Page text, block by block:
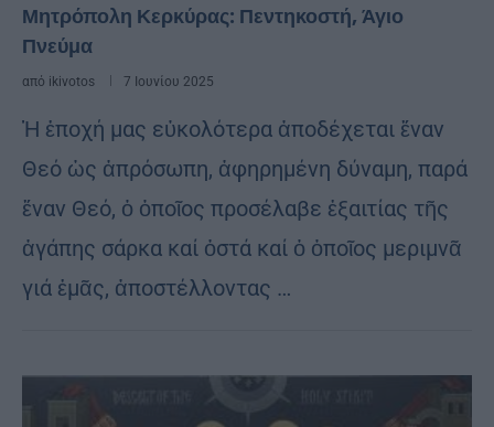
Μητρόπολη Κερκύρας: Πεντηκοστή, Άγιο
Πνεύμα
από ikivotos 7 Ιουνίου 2025
Ἡ ἐποχή μας εὐκολότερα ἀποδέχεται ἕναν
Θεό ὡς ἀπρόσωπη, ἀφηρημένη δύναμη, παρά
ἕναν Θεό, ὁ ὁποῖος προσέλαβε ἐξαιτίας τῆς
ἀγάπης σάρκα καί ὀστά καί ὁ ὁποῖος μεριμνᾶ
γιά ἐμᾶς, ἀποστέλλοντας …